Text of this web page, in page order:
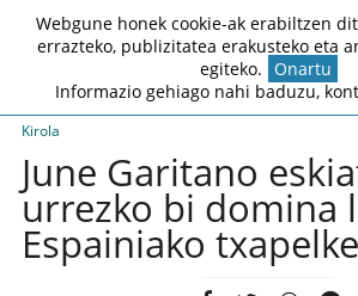
Kirola
June Garitano
urrezko bi domina
Espainiako
Webgune honek cookie-ak erabiltzen
errazteko, publizitatea erakusteko eta
egiteko. Onartu
Informazio gehiago nahi baduzu,